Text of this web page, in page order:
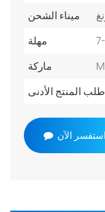
ميناء الشحن
مهلة
ماركة
طلب المنتج الأدنى
استفسر الآن